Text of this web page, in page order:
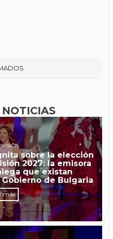
sobre la elección
2027: la emisora
que existan
de Bulgaria
más